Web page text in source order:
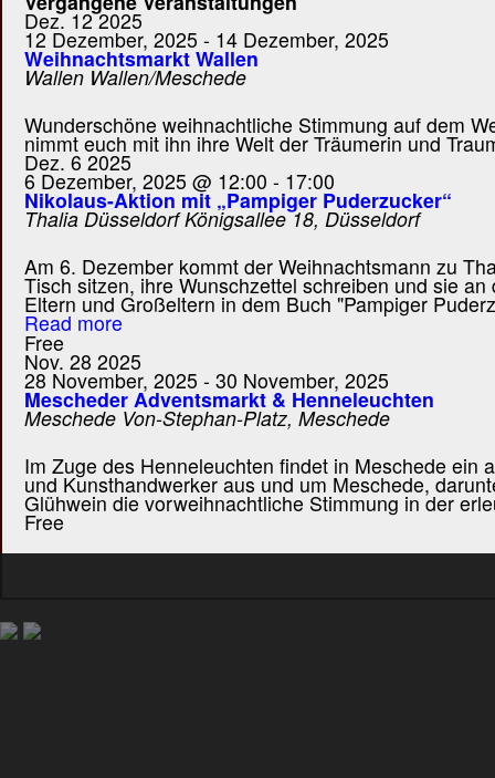
Dez. 122025
12 Dezember, 2025 - 14 Dezember, 2025
Weihnachtsmarkt Wallen
Wallen Wallen/Meschede
Wunderschöne weihnachtliche Stimmung auf dem
nimmt euch mit ihn ihre Welt der Träumerin und
Dez. 6 2025
6 Dezember, 2025 @ 12:00 - 17:00
Nikolaus-Aktion mit „Pampiger Puderzucker“
Thalia DüsseldorfKönigsallee 18, Düsseldorf
Am 6. Dezember kommt der Weihnachtsmann zu
Tisch sitzen, ihre Wunschzettel schreiben und sie
Eltern und Großeltern in dem Buch "Pampiger
Read more
Free
Nov. 28 2025
28 November, 2025 - 30 November, 2025
Mescheder Adventsmarkt & Henneleuchten
Meschede Von-Stephan-Platz, Meschede
Im Zuge des Henneleuchten findet in Meschede ein
und Kunsthandwerker aus und um Meschede,
Glühwein die vorweihnachtliche Stimmung in der
Free